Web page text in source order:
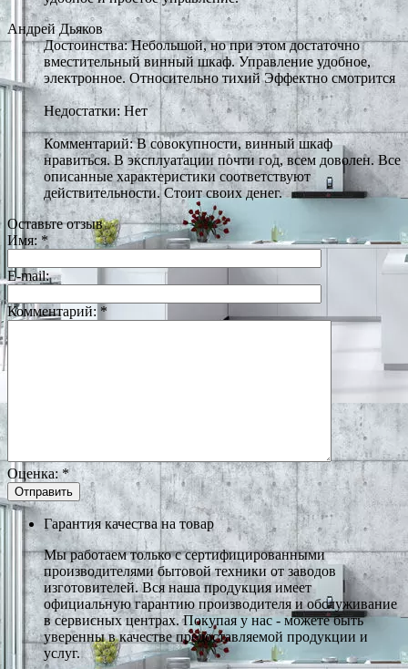
Андрей Дьяков
Достоинства: Небольшой, но при этом достаточно
вместительный винный шкаф. Управление удобное,
электронное. Относительно тихий Эффектно смотрится
Недостатки: Нет
Комментарий: В совокупности, винный шкаф
нравиться. В эксплуатации почти год, всем доволен. Все
описанные характеристики соответствуют
действительности. Стоит своих денег.
Оставьте отзыв
Имя: *
E-mail:
Комментарий: *
Оценка:*
Гарантия качества на товар
Мы работаем только с сертифицированными
производителями бытовой техники от заводов
изготовителей. Вся наша продукция имеет
официальную гарантию производителя и обслуживание
в сервисных центрах. Покупая у нас - можете быть
уверенны в качестве предоставляемой продукции и
услуг.